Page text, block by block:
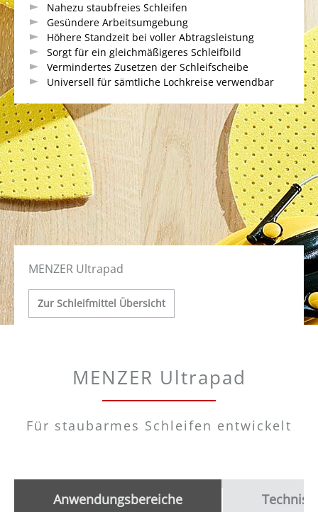
Nahezu staubfreies Schleifen
Gesündere Arbeitsumgebung
Höhere Standzeit bei voller Abtragsleistung
Sorgt für ein gleichmäßigeres Schleifbild
Vermindertes Zusetzen der Schleifscheibe
Universell für sämtliche Lochkreise verwendbar
MENZER Ultrapad
Zur Schleifmittel Übersicht
MENZER Ultrapad
Für staubarmes Schleifen entwickelt
Anwendungsbereiche